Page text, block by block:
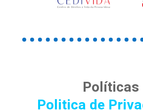
Políticas
Politica de